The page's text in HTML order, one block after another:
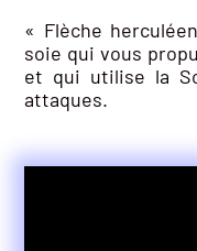
« Flèche
soie qui vous
et qui utilise la
attaques.